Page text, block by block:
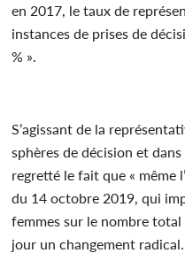
en 2017, le taux de
instances de prises de
% ».
S’agissant de la
sphères de décision et
regretté le fait que « même
du 14 octobre 2019, qui
femmes sur le nombre total
jour un changement